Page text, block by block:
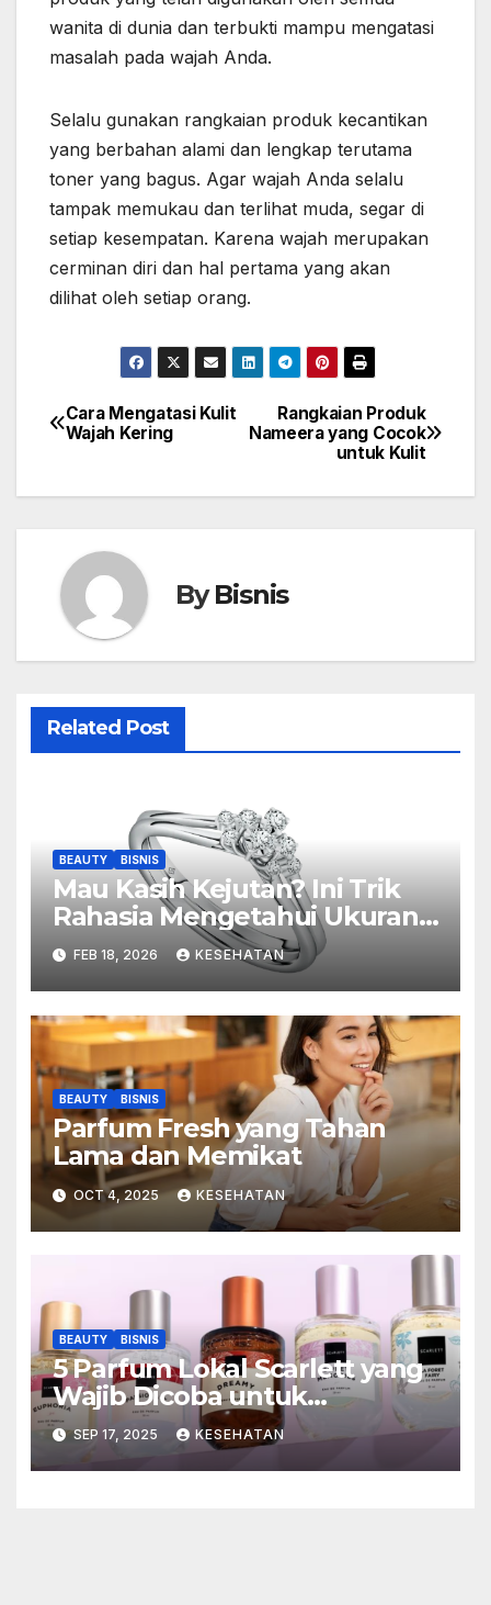
wanita di dunia dan terbukti mampu mengatasi
masalah pada wajah Anda.
Selalu gunakan rangkaian produk kecantikan
yang berbahan alami dan lengkap terutama
toner yang bagus. Agar wajah Anda selalu
tampak memukau dan terlihat muda, segar di
setiap kesempatan. Karena wajah merupakan
cerminan diri dan hal pertama yang akan
dilihat oleh setiap orang.
Post
Rangkaian Produk
Nameera yang Cocok
untuk Kulit
Cara Mengatasi Kulit
Wajah Kering
ByBisnis
Related Post
BEAUTY BISNIS
Mau Kasih Kejutan? Ini Trik
Rahasia Mengetahui Ukuran
Cincin Pasangan Secara
Diam-diam
FEB 18, 2026 KESEHATAN
BEAUTY BISNIS
Parfum Fresh yang Tahan
Lama dan Memikat
OCT 4, 2025 KESEHATAN
BEAUTY BISNIS
5 Parfum Lokal Scarlett yang
Wajib Dicoba untuk
Menyegarkan Harimu
SEP 17, 2025 KESEHATAN